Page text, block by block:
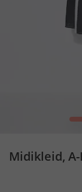
1
Midikleid,